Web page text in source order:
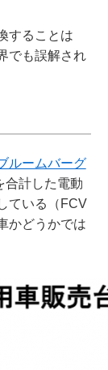
することは
でも誤解され
ルームバーグ
合計した電動
ている（FCV
かどうかでは